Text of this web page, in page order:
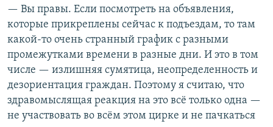
— Вы правы. Если посмотреть на объявления,
которые прикреплены сейчас к подъездам, то там
какой-то очень странный график с разными
промежутками времени в разные дни. И это в том
числе — излишняя сумятица, неопределенность и
дезориентация граждан. Поэтому я считаю, что
здравомыслящая реакция на это всё только одна —
не участвовать во всём этом цирке и не пачкаться